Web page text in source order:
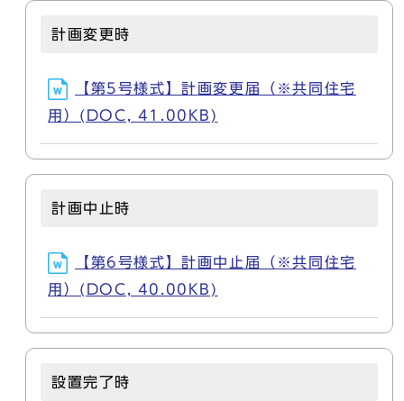
計画変更時
【第5号様式】計画変更届（※共同住宅
用）(DOC, 41.00KB)
計画中止時
【第6号様式】計画中止届（※共同住宅
用）(DOC, 40.00KB)
設置完了時